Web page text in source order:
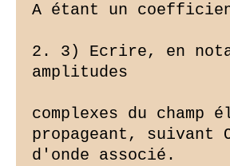
A étant un
2. 3) Ecrire, en
amplitudes
complexes du champ
propageant, suivant
d'onde associé.